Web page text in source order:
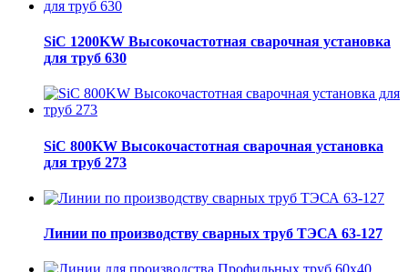
SiC 1200KW Высокочастотная сварочная установка
для труб 630
SiC 800KW Высокочастотная сварочная установка
для труб 273
Линии по производству сварных труб ТЭСА 63-127